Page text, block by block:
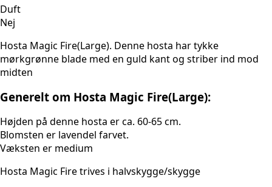
Duft
Nej
Hosta Magic Fire(Large). Denne hosta har tykke
mørkgrønne blade med en guld kant og striber ind mod
midten
Generelt om Hosta Magic Fire(Large):
Højden på denne hosta er ca. 60-65 cm.
Blomsten er lavendel farvet.
Væksten er medium
Hosta Magic Fire trives i halvskygge/skygge